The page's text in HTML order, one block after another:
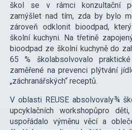
škol se v rámci konzultační
zamýšlet nad tím, zda by bylo
zároveň odklonit bioodpad,
školní kuchyni. Na třetině
bioodpad ze školní kuchyně do
65 % školabsolvovalo
zaměřené na prevenci plýtvání
„záchranářských“ receptů.
V oblasti REUSE absolvovaly¾
upcyklačních workshopůpro
uspořádalo výměnu věcí a